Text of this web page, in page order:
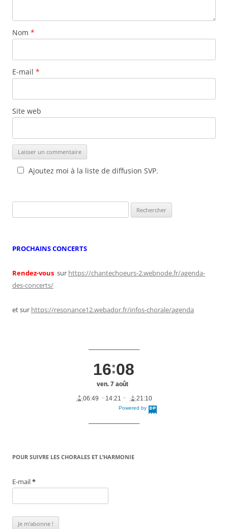
Nom *
E-mail *
Site web
Ajoutez moi à la liste de diffusion SVP.
PROCHAINS CONCERTS
Rendez-vous sur https://chantechoeurs-2.webnode.fr/agenda-
des-concerts/
et sur https://resonance12.webador.fr/infos-chorale/agenda
Powered by
16 08
ven. 7 août
06:49
14:21 21:10
POUR SUIVRE LES CHORALES ET L’HARMONIE
E-mail*